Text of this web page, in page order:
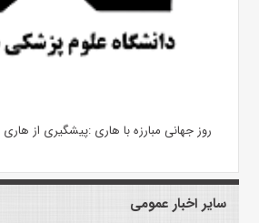
روز جهانی مبارزه با هاری :پیشگیری از
سایر اخبار عمومی